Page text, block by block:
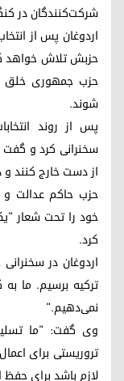
شرکت‌کنندگان در
اردوغان پس از
حزبش تلاش خواهد
شوند.
پس از روند
سخنرانی کرد و
از دست خارج کنند و
حزب حاکم عدالت و
خود را تحت شعار
کرد.
اردوغان در
ترکیه برسیم. ما
نمی‌دهیم."
وی گفت: "ما
تروریستی برای
لازم باشد برای حفظ